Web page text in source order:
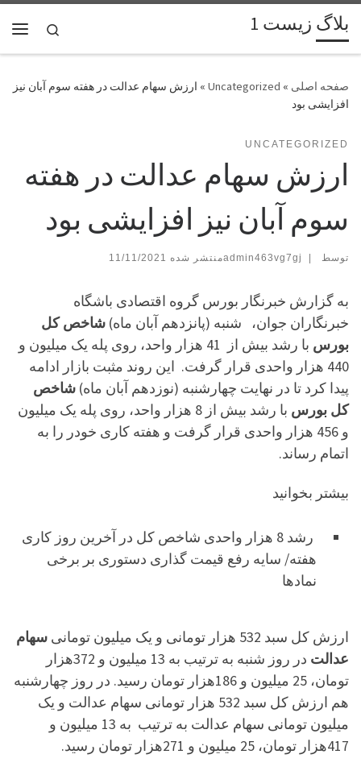
پرش به محتوا بلاگ زیست 1
Search
»
Uncategorized
» ارزش سهام عدالت در هفته سوم آبان نیز
افزایشی بود
UNCATEGORIZED
ارزش سهام عدالت در هفته
سوم آبان نیز افزایشی بود
توسط admin463vg7gj |
11/11/2021
به گزارش خبرنگار بورس گروه اقتصادی باشگاه
خبرنگاران جوان، شنبه (پانزدهم آبان ماه) شاخص کل
بورس
با رشد بیش از 41 هزار واحد، روی پله یک میلیون و
440 هزار واحدی قرار گرفت. این روند مثبت بازار ادامه
پیدا کرد تا در نهایت چهارشنبه (نوزدهم آبان ماه) شاخص
کل بورس
با رشد بیش از 8 هزار واحد، روی پله یک میلیون
و 456 هزار واحدی قرار گرفت و هفته کاری خودر را به
اتمام رساند.
بیشتر بخوانید
رشد 8 هزار واحدی شاخص کل در آخرین روز کاری
هفته/ سایه رفع قیمت گذاری دستوری بر برخی
نمادها
ارزش کل سبد 532 هزار تومانی و یک میلیون تومانی
سهام
عدالت
در روز شنبه به ترتیب به 13 میلیون و 372هزار
تومان، 25 میلیون و 186هزار تومان رسید. در روز چهارشنبه
هم ارزش کل سبد 532 هزار تومانی سهام عدالت و یک
میلیون تومانی سهام عدالت به ترتیب به 13 میلیون و
417هزار تومان، 25 میلیون و 271هزار تومان رسید.